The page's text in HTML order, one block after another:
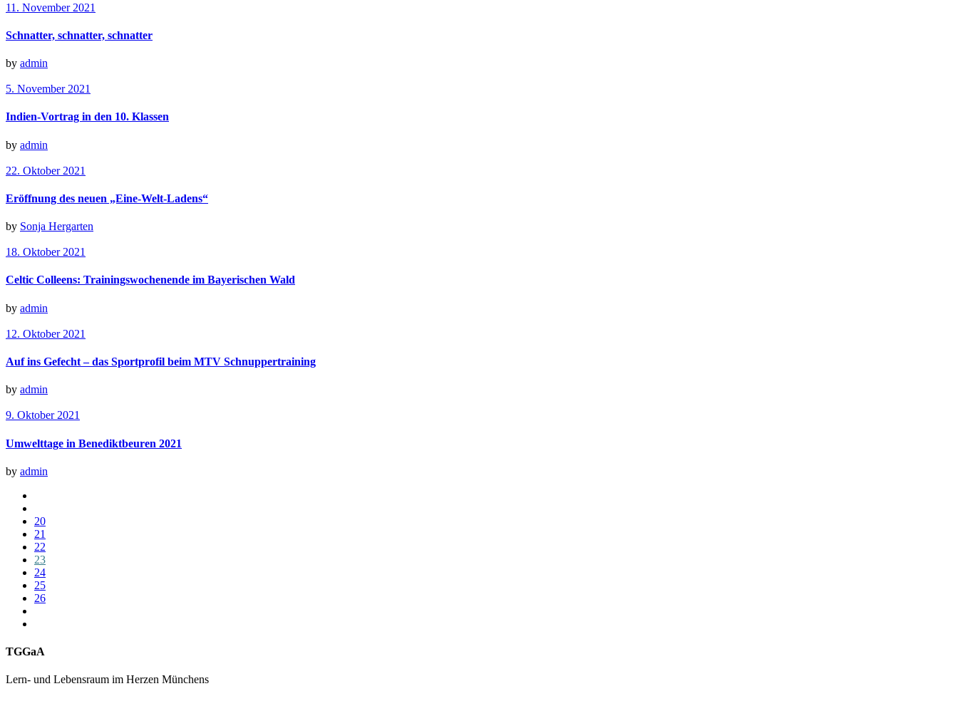
11. November 2021
Schnatter, schnatter, schnatter
by admin
5. November 2021
Indien-Vortrag in den 10. Klassen
by admin
22. Oktober 2021
Eröffnung des neuen „Eine-Welt-Ladens“
by Sonja Hergarten
18. Oktober 2021
Celtic Colleens: Trainingswochenende im Bayerischen Wald
by admin
12. Oktober 2021
Auf ins Gefecht – das Sportprofil beim MTV Schnuppertraining
by admin
9. Oktober 2021
Umwelttage in Benediktbeuren 2021
by admin
20
21
22
23
24
25
26
TGGaA
Lern- und Lebensraum im Herzen Münchens